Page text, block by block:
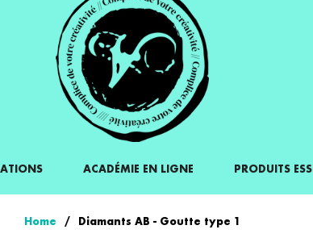
ACADÉMIE EN LIGNE PRODUITS
Home / Diamants AB - Goutte type 1